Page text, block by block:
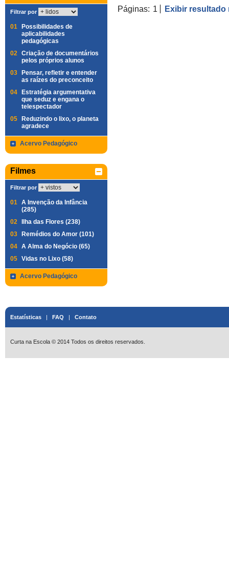
Filtrar por
01
Possibilidades de
aplicabilidades
pedagógicas
02 Criação de documentários
pelos próprios alunos
03
Pensar, refletir e entender
as raízes do preconceito
04
Estratégia argumentativa
que seduz e engana o
telespectador
05
Reduzindo o lixo, o planeta
agradece
Acervo Pedagógico
Filmes
Filtrar por
01 A Invenção da Infância
(285)
02
Ilha das Flores (238)
03
Remédios do Amor (101)
04 A Alma do Negócio (65)
05 Vidas no Lixo (58)
Acervo Pedagógico
Páginas: 1 Exibir resultado
Estatísticas | FAQ | Contato
Curta na Escola © 2014 Todos os direitos reservados.